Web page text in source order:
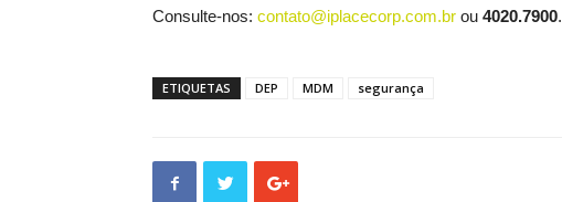
Consulte-nos: contato@iplacecorp.com.br ou 4020.7900.
ETIQUETAS DEP MDM segurança